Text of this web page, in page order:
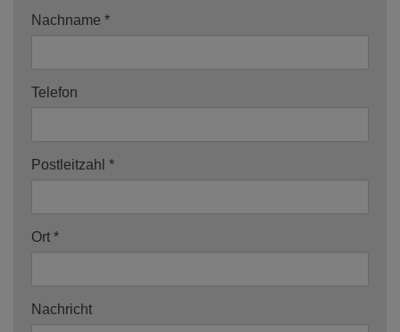
Nachname
Telefon
Postleitzahl
Ort
Nachricht